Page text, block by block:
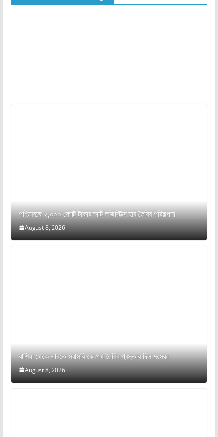
পশ্চিমবঙ্গে ২,০০০ কোটি টাকার স্মার্ট লজিস্টিক্স হাব তৈরির পরিকল্পনা
August 8, 2026
রাশিয়া থেকে ভারতে সরাসরি রেলপথ তৈরির প্রস্তাব দিল মস্কো
August 8, 2026